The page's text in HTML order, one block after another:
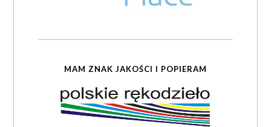
MAM ZNAK JAKOŚCI I POPIERAM